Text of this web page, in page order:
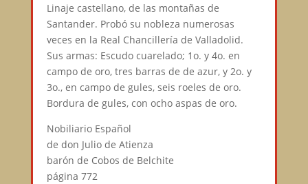
Linaje castellano, de las montañas de
Santander. Probó su nobleza numerosas
veces en la Real Chancillería de Valladolid.
Sus armas: Escudo cuarelado; 1o. y 4o. en
campo de oro, tres barras de de azur, y 2o. y
3o., en campo de gules, seis roeles de oro.
Bordura de gules, con ocho aspas de oro.
Nobiliario Español
de don Julio de Atienza
barón de Cobos de Belchite
página 772